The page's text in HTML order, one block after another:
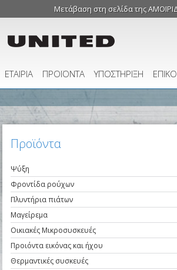
Μετάβαση στη σελίδα της
ΕΤΑΙΡΙΑ ΠΡΟΪΟΝΤΑ ΥΠΟΣΤΗΡΙΞΗ
Προϊόντα
Ψύξη
Φροντίδα ρούχων
Πλυντήρια πιάτων
Μαγείρεμα
Οικιακές Μικροσυσκευές
Προιόντα εικόνας και ήχου
Θερμαντικές συσκευές